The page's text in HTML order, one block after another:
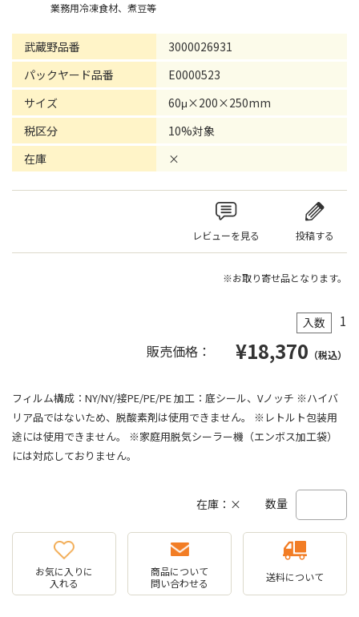
業務用冷凍食材、煮豆等
武蔵野品番
3000026931
パックヤード品番
E0000523
サイズ
60μ×200×250mm
税区分
10%対象
在庫
×
レビューを見る 投稿する
※お取り寄せ品となります。
入数
1
販売価格：
¥18,370 （税込）
フィルム構成：NY/NY/接PE/PE/PE 加工：底シール、Vノッチ ※ハイバ
リア品ではないため、脱酸素剤は使用できません。 ※レトルト包装用
途には使用できません。 ※家庭用脱気シーラー機（エンボス加工袋）
には対応しておりません。
在庫：× 数量
お気に入りに
入れる
商品について
問い合わせる
送料について